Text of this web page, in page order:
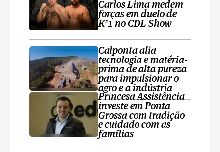
Carlos Lima medem
forças em duelo de
K’1 no CDL Show
Calponta alia
tecnologia e matéria-
prima de alta pureza
para impulsionar o
agro e a indústria
Princesa Assistência
investe em Ponta
Grossa com tradição
e cuidado com as
famílias